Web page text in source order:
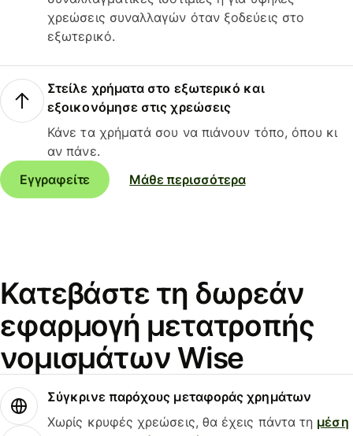
χρεώσεις συναλλαγών όταν ξοδεύεις στο
εξωτερικό.
Στείλε χρήματα στο εξωτερικό και
εξοικονόμησε στις χρεώσεις
Κάνε τα χρήματά σου να πιάνουν τόπο, όπου κι
αν πάνε.
Εγγραφείτε
Μάθε περισσότερα
Κατεβάστε τη δωρεάν
εφαρμογή μετατροπής
νομισμάτων Wise
Σύγκρινε παρόχους μεταφοράς χρημάτων
Χωρίς κρυφές χρεώσεις, θα έχεις πάντα τη μέση